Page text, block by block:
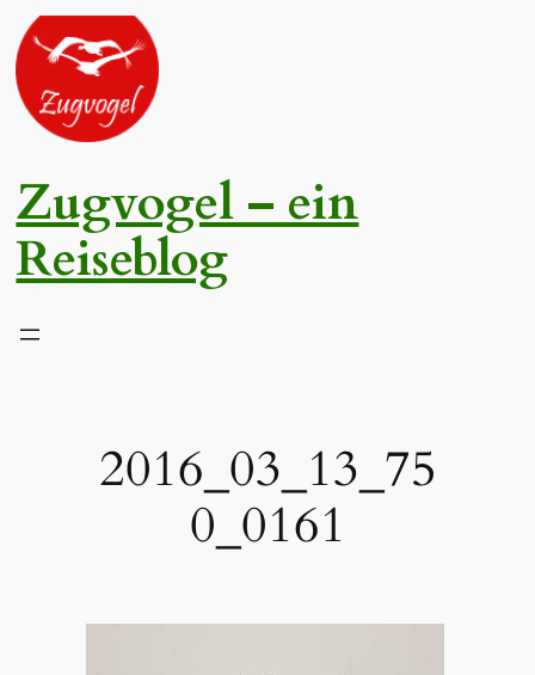
Zum
Inhalt
springen
Zugvogel – ein
Reiseblog
2016_03_13_75
0_0161